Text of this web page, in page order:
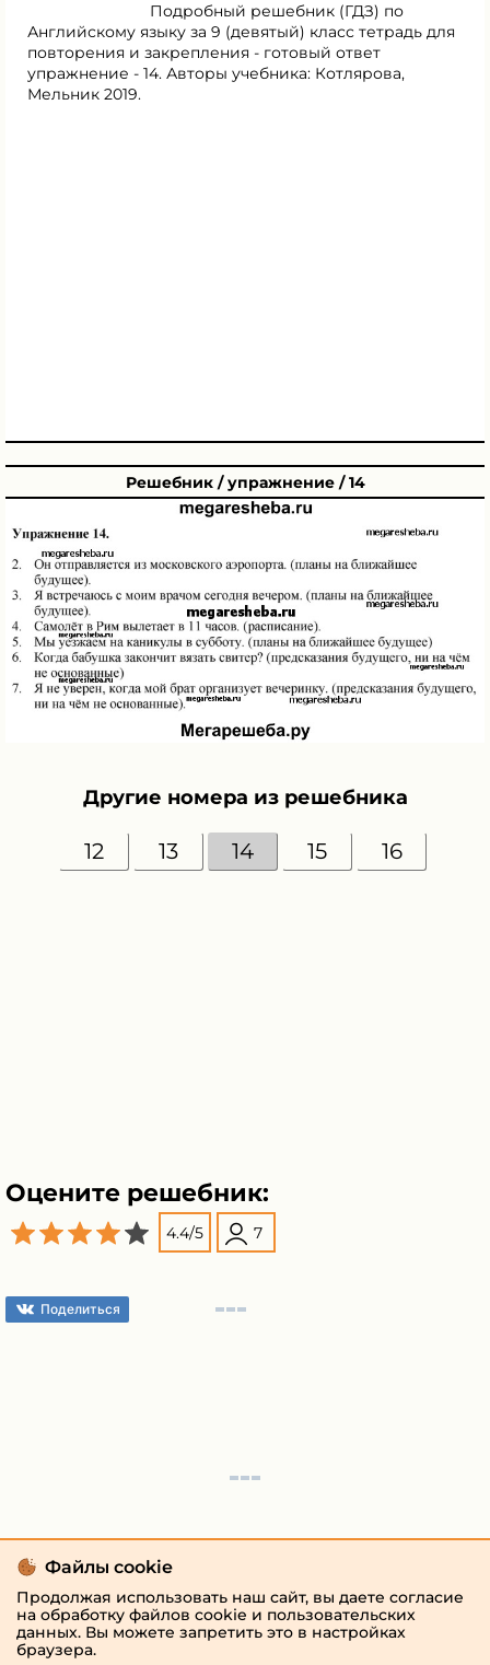
Подробный решебник (ГДЗ) по
Английскому языку за 9 (девятый) класс тетрадь для
повторения и закрепления - готовый ответ
упражнение - 14. Авторы учебника: Котлярова,
Мельник 2019.
Решебник / упражнение / 14
Другие номера из решебника
12 13 14 15 16
Оцените решебник:
4.4/5 7
Поделиться
Файлы cookie
Продолжая использовать наш сайт, вы даете согласие
на обработку файлов cookie и пользовательских
данных. Вы можете запретить это в настройках
браузера.